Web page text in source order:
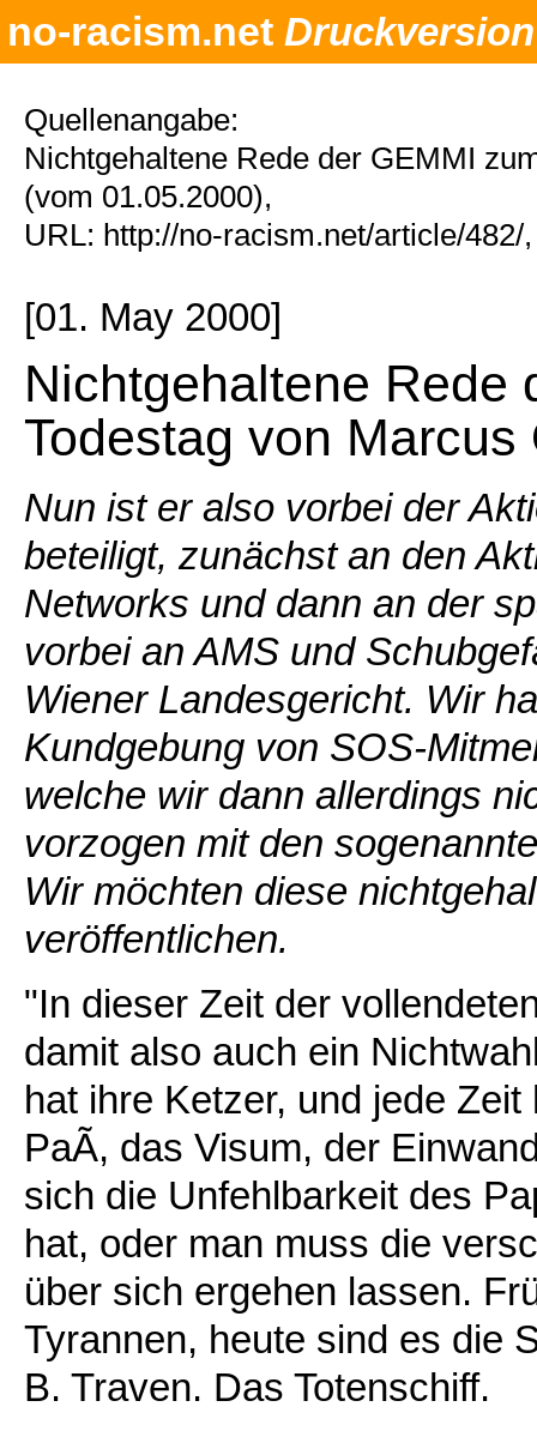
no-racism.net Druckversion
Quellenangabe:
Nichtgehaltene Rede der GEMMI
(vom 01.05.2000),
URL: http://no-racism.net/article/
[01. May 2000]
Nichtgehaltene Rede
Todestag von Marcus
Nun ist er also vorbei der
beteiligt, zunächst an den
Networks und dann an der
vorbei an AMS und
Wiener Landesgericht. Wir
Kundgebung von SOS-
welche wir dann allerdings
vorzogen mit den
Wir möchten diese
veröffentlichen.
"In dieser Zeit der
damit also auch ein
hat ihre Ketzer, und jede
PaÃ, das Visum, der
sich die Unfehlbarkeit des
hat, oder man muss die
über sich ergehen lassen.
Tyrannen, heute sind es die
B. Traven. Das Totenschiff.